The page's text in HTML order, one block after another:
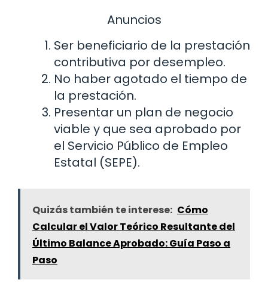
Anuncios
Ser beneficiario de la prestación
contributiva por desempleo.
No haber agotado el tiempo de
la prestación.
Presentar un plan de negocio
viable y que sea aprobado por
el Servicio Público de Empleo
Estatal (SEPE).
Quizás también te interese: Cómo
Calcular el Valor Teórico Resultante del
Último Balance Aprobado: Guía Paso a
Paso